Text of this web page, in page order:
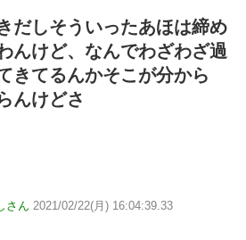
だしそういったあほは締め
んけど、なんでわざわざ過
きてるんかそこが分から
んけどさ
さん 2021/02/22(月) 16:04:39.33